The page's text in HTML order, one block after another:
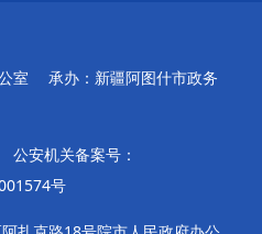
室
承办：新疆阿图什市政务
公安机关备案号：
号